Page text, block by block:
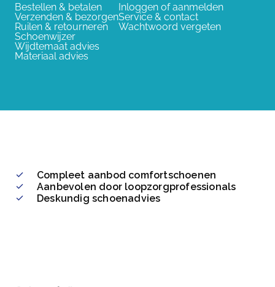
Bestellen & betalen
Verzenden & bezorgen
Ruilen & retourneren
Schoenwijzer
Wijdtemaat advies
Materiaal advies
Inloggen of aanmelden
Service & contact
Wachtwoord vergeten
Compleet aanbod comfortschoenen
Aanbevolen door loopzorgprofessionals
Deskundig schoenadvies